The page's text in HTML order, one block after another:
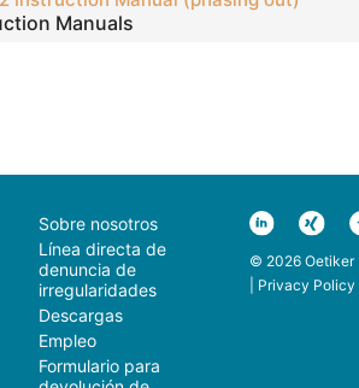
Manuals
Sobre nosotros
Línea directa de
denuncia de
irregularidades
Descargas
Empleo
Formulario para
© 2026 Oetiker |
Privacy Policy